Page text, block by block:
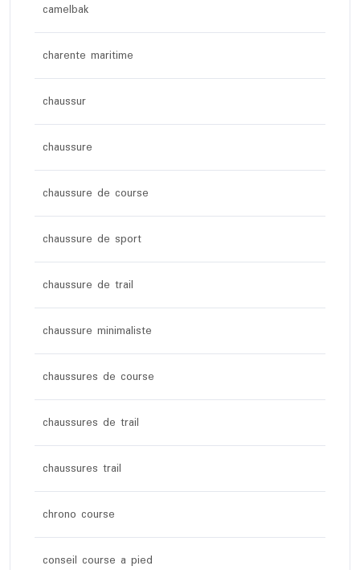
camelbak
charente maritime
chaussur
chaussure
chaussure de course
chaussure de sport
chaussure de trail
chaussure minimaliste
chaussures de course
chaussures de trail
chaussures trail
chrono course
conseil course a pied